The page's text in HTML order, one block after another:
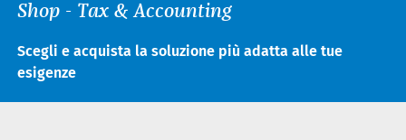
Shop - Tax & Accounting
Scegli e acquista la soluzione più adatta alle tue
esigenze